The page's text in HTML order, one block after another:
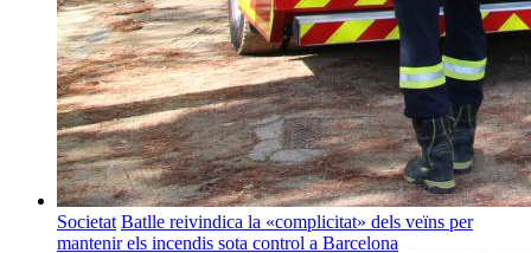
Societat Batlle reivindica la «complicitat» dels veïns per
mantenir els incendis sota control a Barcelona